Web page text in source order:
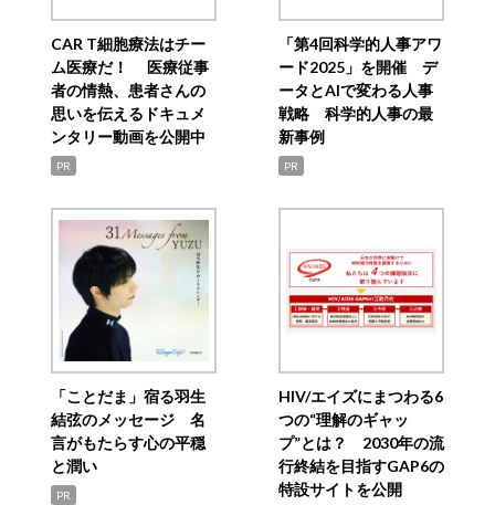
CAR T細胞療法はチー
ム医療だ！ 医療従事
者の情熱、患者さんの
思いを伝えるドキュメ
ンタリー動画を公開中
PR
「第4回科学的人事アワ
ード2025」を開催 デ
ータとAIで変わる人事
戦略 科学的人事の最
新事例
PR
「ことだま」宿る羽生
結弦のメッセージ 名
言がもたらす心の平穏
と潤い
PR
HIV/エイズにまつわる6
つの“理解のギャッ
プ”とは？ 2030年の流
行終結を目指すGAP6の
特設サイトを公開